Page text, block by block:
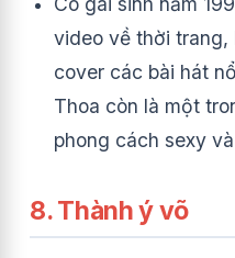
video về thời trang,
cover các bài hát
Thoa còn là một
phong cách sexy
8. Thành ý võ